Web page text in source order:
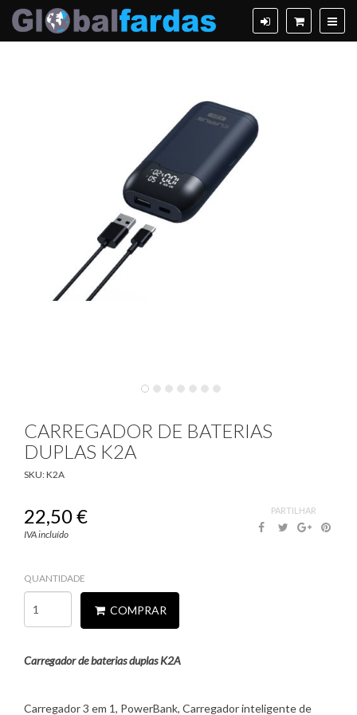
CARREGADOR DE BATERIAS
DUPLAS K2A
SKU: K2A
Outdoor
22,50 €
IVA incluído
PARTILHAR
QUANTIDADE
COMPRAR
Carregador de baterias duplas K2A
Carregador 3 em 1, PowerBank, Carregador inteligente de